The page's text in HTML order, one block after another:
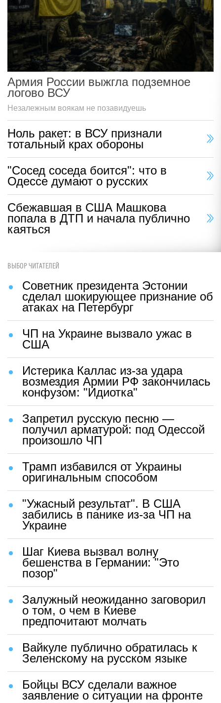
Армия России выжгла подземное
логово ВСУ
Незалежным воякам не позавидуешь
Ноль ракет: в ВСУ признали
тотальный крах обороны
"Сосед соседа боится": что в
Одессе думают о русских
Сбежавшая в США Машкова
попала в ДТП и начала публично
каяться
ВЫБОР ЧИТАТЕЛЕЙ
Советник президента Эстонии
сделал шокирующее признание об
атаках на Петербург
ЧП на Украине вызвало ужас в
США
Истерика Каллас из-за удара
возмездия Армии РФ закончилась
конфузом: "Идиотка"
Запретил русскую песню —
получил арматурой: под Одессой
произошло ЧП
Трамп избавился от Украины
оригинальным способом
"Ужасный результат". В США
забились в панике из-за ЧП на
Украине
Шаг Киева вызвал волну
бешенства в Германии: "Это
позор"
Залужный неожиданно заговорил
о том, о чем в Киеве
предпочитают молчать
Вайкуле публично обратилась к
Зеленскому на русском языке
Бойцы ВСУ сделали важное
заявление о ситуации на фронте